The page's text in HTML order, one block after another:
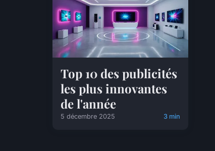
Top 10 des publicités
les plus innovantes
de l'année
5 décembre 2025 3 min